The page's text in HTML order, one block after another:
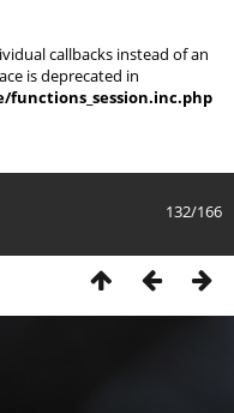
callbacks instead of an
is deprecated in
132/166